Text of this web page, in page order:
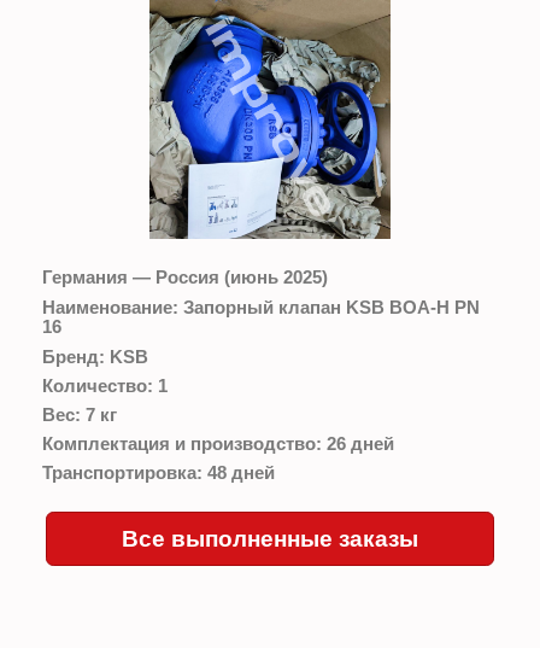
Германия — Россия (июнь 2025)
Наименование: Запорный клапан KSB BOA-H PN
16
Бренд: KSB
Количество: 1
Вес: 7 кг
Комплектация и производство: 26 дней
Транспортировка: 48 дней
Все выполненные заказы